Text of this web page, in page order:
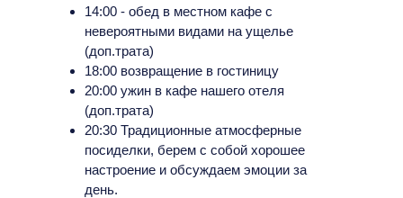
14:00 - обед в местном кафе с
невероятными видами на ущелье
(доп.трата)
18:00 возвращение в гостиницу
20:00 ужин в кафе нашего отеля
(доп.трата)
20:30 Традиционные атмосферные
посиделки, берем с собой хорошее
настроение и обсуждаем эмоции за
день.